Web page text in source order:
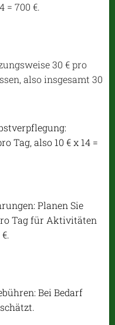
= 700 €.
30 € pro
also insgesamt 30
Tag, also 10 € x 14 =
Planen Sie
Tag für Aktivitäten
Bei Bedarf